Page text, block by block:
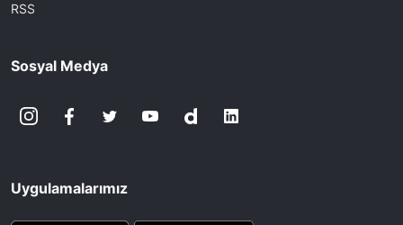
RSS
Sosyal Medya
Uygulamalarımız